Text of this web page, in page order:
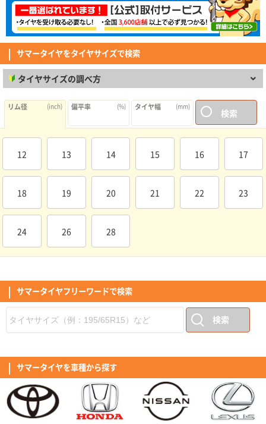
サマータイヤをタイヤサイズで検索
タイヤサイズの調べ方
リム径 (inch) 偏平率 (%) タイヤ幅 (mm)
検索
12 13 14 15 16 17
18 19 20 21 22 23
24 26 28
サマータイヤフリーワードで検索
検索
サマータイヤを車種から探す
綺麗なタイヤでした、また御願いします。外国製でも充分でした。
(4.29点)tag*******さん
MAXTREK MAXIMUS M1 175/70R14 84T
このタイヤの購入は２回連続となります。中国製のタイヤは何度か購入して
いますが、今まで特に大きなトラブルはありません。 ウェットの時少しだ
け心配あるかな程度ですが日常使用には問題ないかと思います。 耐久性で
RADAR Dimax R8+ 275/35R18.Z 99Y XL
コスパいいと思います コンフォートです 音も静かで乗り心地もいい ナンカ
いるのが残念 タイヤの内外を入れ替えて使うことができません
(4.29点)
リュウさん
快適です。 コンフォート系のタイヤとして文句なし
(4.25点)xyo*******さん
デザインがよく 思ってたより良かったです。
NANKANG AW-1 185/60R15 84Q ｽﾀｯﾄﾞﾚｽ
特に問題なく使ってます。 国産タイヤとの差異も分からないくらいです。
(4.79点) ぐっちさん
FEDERAL EVOLUZION ST-1 205/55R16 94W XL
は前回ダンロップの時250kPaからこれは270kPaに設定、まだ一般道のみ
ですが切り始めの応答性が速くなりコーナー曲がりやすくなりましたね。エ
クストラロードなのでタイヤの接地感よく踏ん張ってるのが分かります。し
っかりとしたタイヤの上でボディが動く。まだ高速やWetは未体験ですが一
般道でこれなら高速も安定性良いと思う、Wetは縦溝もしっかりあるので排
水良さそうですね、お得に買えて満足です。
(5.00点)xro*******さん
MINERVA 209 165/55R15 75H
コストパフォーマンスがいい。